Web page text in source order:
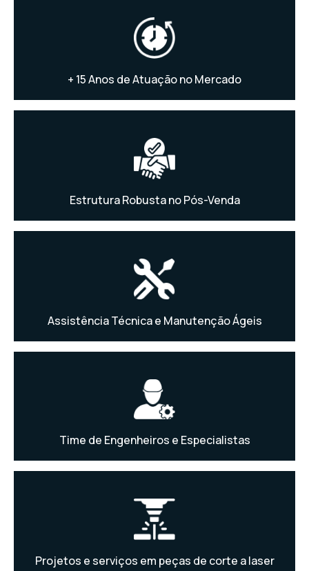
+ 15 Anos de Atuação no Mercado
Estrutura Robusta no Pós-Venda
Assistência Técnica e Manutenção Ágeis
Time de Engenheiros e Especialistas
Projetos e serviços em peças de corte a laser